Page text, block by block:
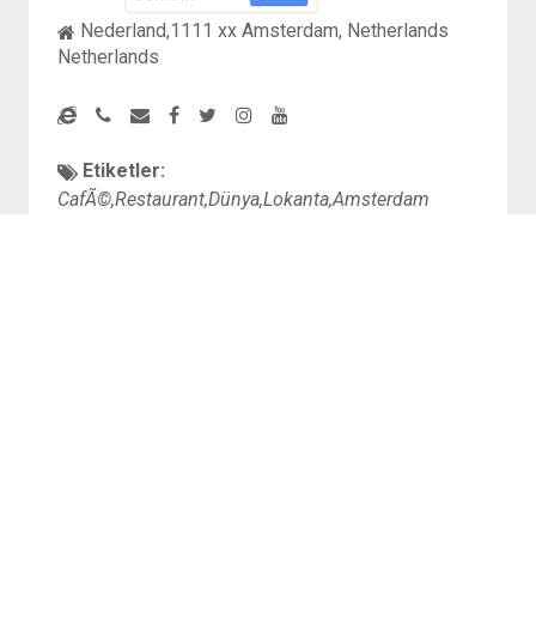
Nederland,1111 xx Amsterdam, Netherlands
Netherlands
Etiketler:
CafÃ©,Restaurant,Dünya,Lokanta,Amsterdam